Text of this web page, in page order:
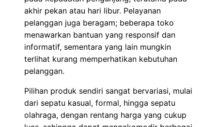
akhir pekan atau hari libur. Pelayanan
pelanggan juga beragam; beberapa toko
menawarkan bantuan yang responsif dan
informatif, sementara yang lain mungkin
terlihat kurang memperhatikan kebutuhan
pelanggan.
Pilihan produk sendiri sangat bervariasi, mulai
dari sepatu kasual, formal, hingga sepatu
olahraga, dengan rentang harga yang cukup